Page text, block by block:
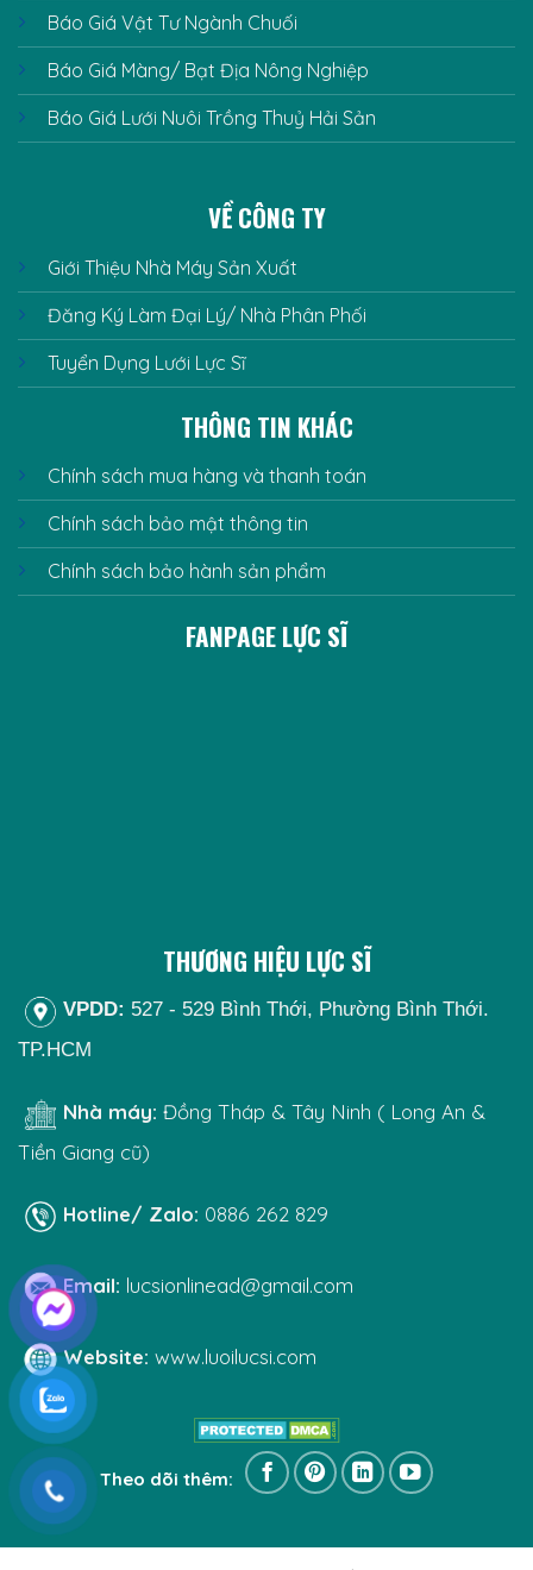
Báo Giá Vật Tư Ngành Chuối
Báo Giá Màng/ Bạt Địa Nông Nghiệp
Báo Giá Lưới Nuôi Trồng Thuỷ Hải Sản
VỀ CÔNG TY
Giới Thiệu Nhà Máy Sản Xuất
Đăng Ký Làm Đại Lý/ Nhà Phân Phối
Tuyển Dụng Lưới Lực Sĩ
THÔNG TIN KHÁC
Chính sách mua hàng và thanh toán
Chính sách bảo mật thông tin
Chính sách bảo hành sản phẩm
FANPAGE LỰC SĨ
THƯƠNG HIỆU LỰC SĨ
VPDD: 527 - 529 Bình Thới, Phường Bình Thới.
TP.HCM
Nhà máy: Đồng Tháp & Tây Ninh ( Long An &
Tiền Giang cũ)
Hotline/ Zalo: 0886 262 829
Email: lucsionlinead@gmail.com
Website: www.luoilucsi.com
Theo dõi thêm: